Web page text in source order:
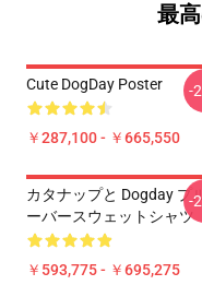
最
Cute DogDay Poster
￥287,100 - ￥665,550
-
カタナップと Dogday プ
ーバースウェットシャツ
￥593,775 - ￥695,275
-